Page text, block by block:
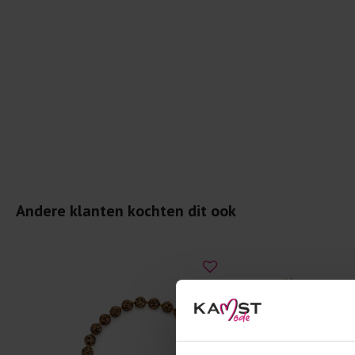
Andere klanten kochten dit ook